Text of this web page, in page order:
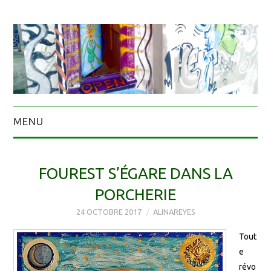
MENU
FOUREST S’ÉGARE DANS LA
PORCHERIE
24 OCTOBRE 2017 ALINAREYES
Tout
e
révo